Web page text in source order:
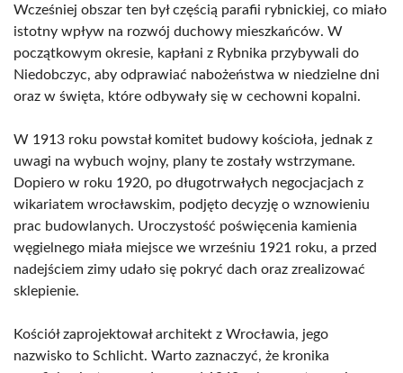
Wcześniej obszar ten był częścią parafii rybnickiej, co miało
istotny wpływ na rozwój duchowy mieszkańców. W
początkowym okresie, kapłani z Rybnika przybywali do
Niedobczyc, aby odprawiać nabożeństwa w niedzielne dni
oraz w święta, które odbywały się w cechowni kopalni.
W 1913 roku powstał komitet budowy kościoła, jednak z
uwagi na wybuch wojny, plany te zostały wstrzymane.
Dopiero w roku 1920, po długotrwałych negocjacjach z
wikariatem wrocławskim, podjęto decyzję o wznowieniu
prac budowlanych. Uroczystość poświęcenia kamienia
węgielnego miała miejsce we wrześniu 1921 roku, a przed
nadejściem zimy udało się pokryć dach oraz zrealizować
sklepienie.
Kościół zaprojektował architekt z Wrocławia, jego
nazwisko to Schlicht. Warto zaznaczyć, że kronika